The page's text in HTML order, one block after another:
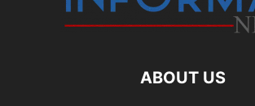
ABOUT US